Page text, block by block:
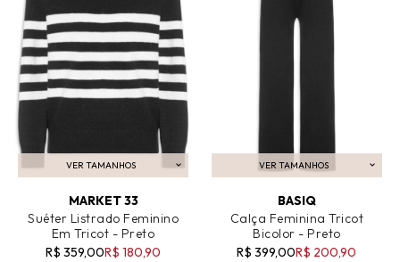
VER TAMANHOS
ADICIONAR AO CARRINHO
MARKET 33
Suéter Listrado Feminino
Em Tricot - Preto
R$ 359,00R$ 180,90
VER TAMANHOS
ADICIONAR AO CARRINHO
BASIQ
Calça Feminina Tricot
Bicolor - Preto
R$ 399,00R$ 200,90